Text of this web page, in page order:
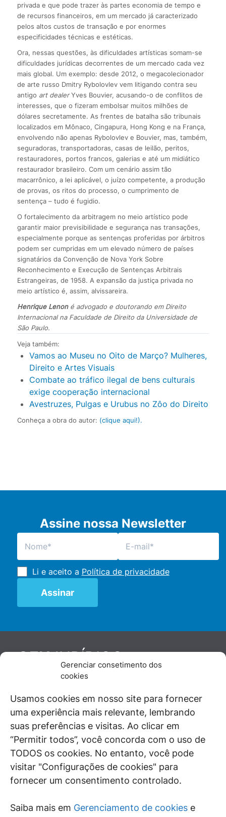
Gerenciar consetimento dos
cookies
Usamos cookies em nosso site para fornecer
uma experiência mais relevante, lembrando
suas preferências e visitas. Ao clicar em
“Permitir todos”, você concorda com o uso de
TODOS os cookies. No entanto, você pode
visitar "Configurações de cookies" para
fornecer um consentimento controlado.
Saiba mais em Gerenciamento de cookies e
privada e que pode trazer às partes economia de tempo e
de recursos financeiros, em um mercado já caracterizado
pelos altos custos de transação e por enormes
especificidades técnicas e estéticas.
Ora, nessas questões, às dificuldades artísticas somam-se
dificuldades jurídicas decorrentes de um mercado cada vez
mais global. Um exemplo: desde 2012, o megacolecionador
de arte russo Dmitry Rybolovlev vem litigando contra seu
antigo art dealerYves Bouvier, acusando-o de conflitos de
interesses, que o fizeram embolsar muitos milhões de
dólares secretamente. As frentes de batalha são tribunais
localizados em Mônaco, Cingapura, Hong Kong e na França,
envolvendo não apenas Rybolovlev e Bouvier, mas, também,
seguradoras, transportadoras, casas de leilão, peritos,
restauradores, portos francos, galerias e até um midiático
restaurador brasileiro. Com um cenário assim tão
macarrônico, a lei aplicável, o juízo competente, a produção
de provas, os ritos do processo, o cumprimento de
sentença – tudo é fugidio.
O fortalecimento da arbitragem no meio artístico pode
garantir maior previsibilidade e segurança nas transações,
especialmente porque as sentenças proferidas por árbitros
podem ser cumpridas em um elevado número de países
signatários da Convenção de Nova York Sobre
Reconhecimento e Execução de Sentenças Arbitrais
Estrangeiras, de 1958. A expansão da justiça privada no
meio artístico é, assim, alvissareira.
Henrique Lenoné advogado e doutorando em Direito
Internacional na Faculdade de Direito da Universidade de
São Paulo.
Veja também:
Vamos ao Museu no Oito de Março? Mulheres,
Direito e Artes Visuais
Combate ao tráfico ilegal de bens culturais
exige cooperação internacional
Avestruzes, Pulgas e Urubus no Zôo do Direito
Conheça a obra do autor: (clique aqui!).
Assine nossa Newsletter
Li e aceito a Política de privacidade
GENJURÍDICO
De maneira independente, os autores e
juristas e doutrinadores nacionais, se posicionam
diante de questões relevantes do cotidiano e
universo jurídico.